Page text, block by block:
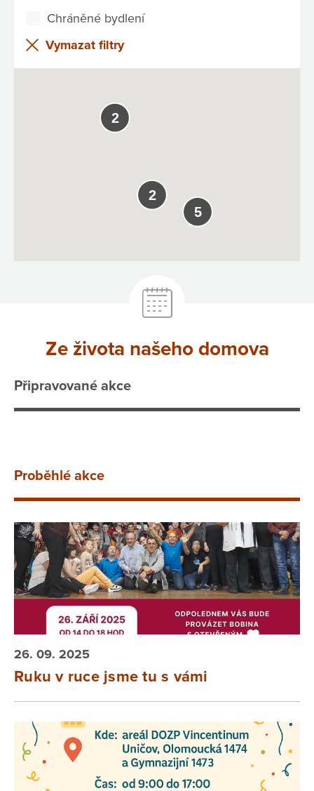
Chráněné bydlení
Vymazat filtry
5
2
2
Ze života našeho domova
Připravované akce
Proběhlé akce
26. 09. 2025
Ruku v ruce jsme tu s vámi